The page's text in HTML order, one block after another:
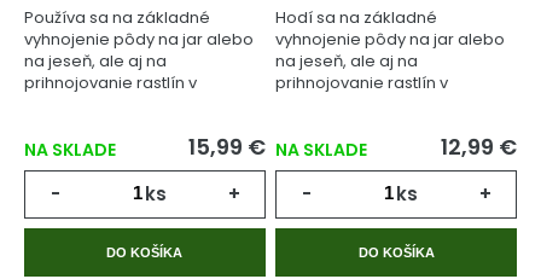
Používa sa na základné
vyhnojenie pôdy na jar alebo
na jeseň, ale aj na
prihnojovanie rastlín v
NA SKLADE 15,99 €
- ks +
DO KOŠÍKA
Hodí sa na základné
vyhnojenie pôdy na jar alebo
na jeseň, ale aj na
prihnojovanie rastlín v
NA SKLADE 12,99 €
- ks +
DO KOŠÍKA